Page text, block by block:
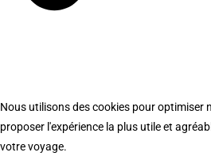
Nous utilisons des cookies pour optimiser
proposer l'expérience la plus utile et
votre voyage.